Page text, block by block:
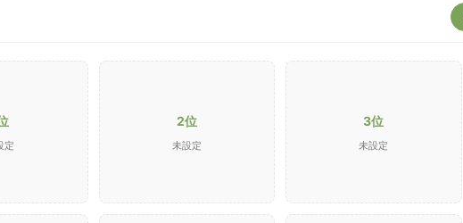
定
2位
未設定
3位
未設定